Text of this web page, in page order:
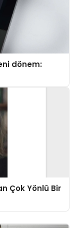
dönem:
Çok Yönlü Bir